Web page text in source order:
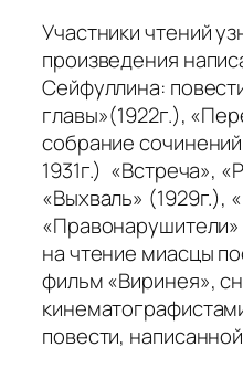
Участники чтений
произведения
Сейфуллина:
главы»(1922г.),
собрание
1931г.) «Встреча»,
«Выхваль» (1929г.),
на чтение миасцы
фильм «Виринея»,
повести,